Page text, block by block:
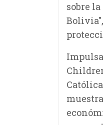
sobre